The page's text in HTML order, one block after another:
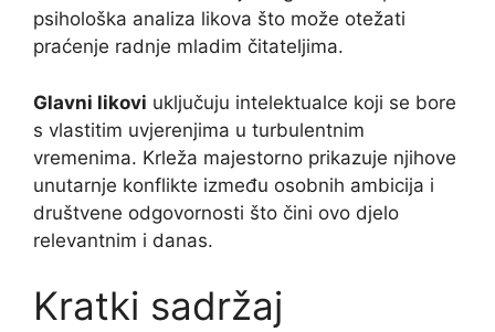
psihološka analiza likova što može otežati
praćenje radnje mladim čitateljima.
Glavni likovi uključuju intelektualce koji se bore
s vlastitim uvjerenjima u turbulentnim
vremenima. Krleža majestorno prikazuje njihove
unutarnje konflikte između osobnih ambicija i
društvene odgovornosti što čini ovo djelo
relevantnim i danas.
Kratki sadržaj